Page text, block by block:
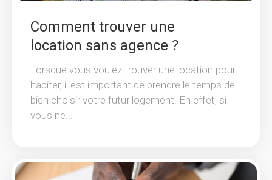
Comment trouver une
location sans agence ?
Lorsque vous voulez trouver une location pour
habiter, il est important de prendre le temps de
bien choisir votre futur logement. En effet, si
vous ne...